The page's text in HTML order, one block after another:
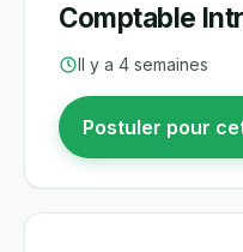
Comptable
Il y a 4 semaines
Postuler pour